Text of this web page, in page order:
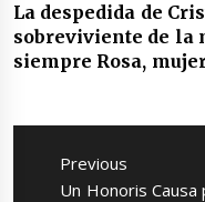
La despedida de
sobreviviente de la
siempre Rosa,
Navegación
entradas
Previous
Previous
Un Honoris Causa